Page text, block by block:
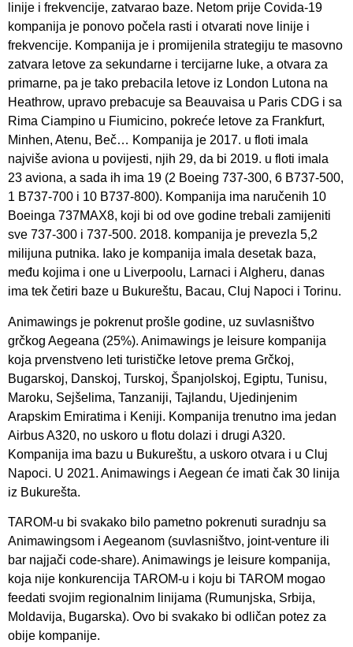
linije i frekvencije, zatvarao baze. Netom prije Covida-19
kompanija je ponovo počela rasti i otvarati nove linije i
frekvencije. Kompanija je i promijenila strategiju te masovno
zatvara letove za sekundarne i tercijarne luke, a otvara za
primarne, pa je tako prebacila letove iz London Lutona na
Heathrow, upravo prebacuje sa Beauvaisa u Paris CDG i sa
Rima Ciampino u Fiumicino, pokreće letove za Frankfurt,
Minhen, Atenu, Beč… Kompanija je 2017. u floti imala
najviše aviona u povijesti, njih 29, da bi 2019. u floti imala
23 aviona, a sada ih ima 19 (2 Boeing 737-300, 6 B737-500,
1 B737-700 i 10 B737-800). Kompanija ima naručenih 10
Boeinga 737MAX8, koji bi od ove godine trebali zamijeniti
sve 737-300 i 737-500. 2018. kompanija je prevezla 5,2
milijuna putnika. Iako je kompanija imala desetak baza,
među kojima i one u Liverpoolu, Larnaci i Algheru, danas
ima tek četiri baze u Bukureštu, Bacau, Cluj Napoci i Torinu.
Animawings je pokrenut prošle godine, uz suvlasništvo
grčkog Aegeana (25%). Animawings je leisure kompanija
koja prvenstveno leti turističke letove prema Grčkoj,
Bugarskoj, Danskoj, Turskoj, Španjolskoj, Egiptu, Tunisu,
Maroku, Sejšelima, Tanzaniji, Tajlandu, Ujedinjenim
Arapskim Emiratima i Keniji. Kompanija trenutno ima jedan
Airbus A320, no uskoro u flotu dolazi i drugi A320.
Kompanija ima bazu u Bukureštu, a uskoro otvara i u Cluj
Napoci. U 2021. Animawings i Aegean će imati čak 30 linija
iz Bukurešta.
TAROM-u bi svakako bilo pametno pokrenuti suradnju sa
Animawingsom i Aegeanom (suvlasništvo, joint-venture ili
bar najjači code-share). Animawings je leisure kompanija,
koja nije konkurencija TAROM-u i koju bi TAROM mogao
feedati svojim regionalnim linijama (Rumunjska, Srbija,
Moldavija, Bugarska). Ovo bi svakako bi odličan potez za
obije kompanije.